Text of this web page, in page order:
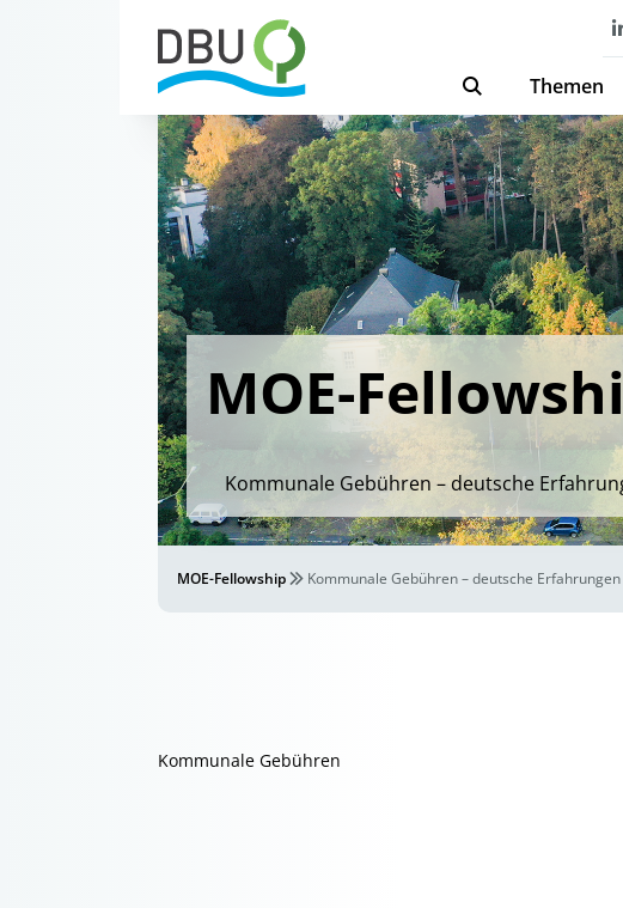
Themen
MOE-
Kommunale Gebühren – deutsche
MOE-Fellowship Kommunale Gebühren – deutsche
Kommunale Gebühren